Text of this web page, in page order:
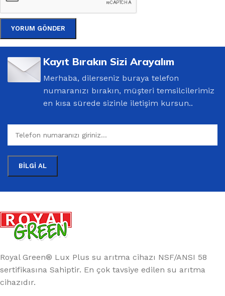
Kayıt Bırakın Sizi Arayalım
Merhaba, dilerseniz buraya telefon
numaranızı bırakın, müşteri temsilcilerimiz
en kısa sürede sizinle iletişim kursun..
Royal Green® Lux Plus su arıtma cihazı NSF/ANSI 58
sertifikasına Sahiptir. En çok tavsiye edilen su arıtma
cihazıdır.